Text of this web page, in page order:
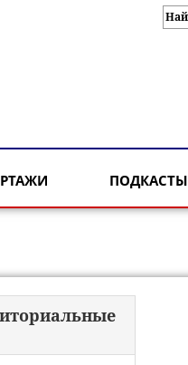
ПОДКАСТЫ